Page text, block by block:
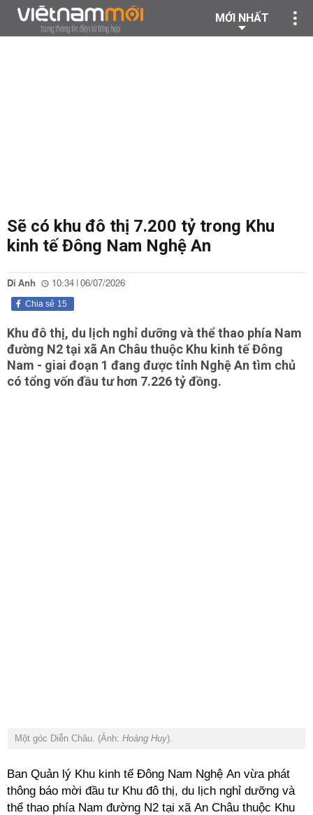
MỚI NHẤT
Sẽ có khu đô thị 7.200 tỷ trong Khu
kinh tế Đông Nam Nghệ An
Di Anh 10:34 | 06/07/2026
15
Chia sẻ
Khu đô thị, du lịch nghỉ dưỡng và thể thao phía Nam
đường N2 tại xã An Châu thuộc Khu kinh tế Đông
Nam - giai đoạn 1 đang được tỉnh Nghệ An tìm chủ
có tổng vốn đầu tư hơn 7.226 tỷ đồng.
Một góc Diễn Châu. (Ảnh: Hoàng Huy).
Ban Quản lý Khu kinh tế Đông Nam Nghệ An vừa phát
thông báo mời đầu tư Khu đô thị, du lịch nghỉ dưỡng và
thể thao phía Nam đường N2 tại xã An Châu thuộc Khu